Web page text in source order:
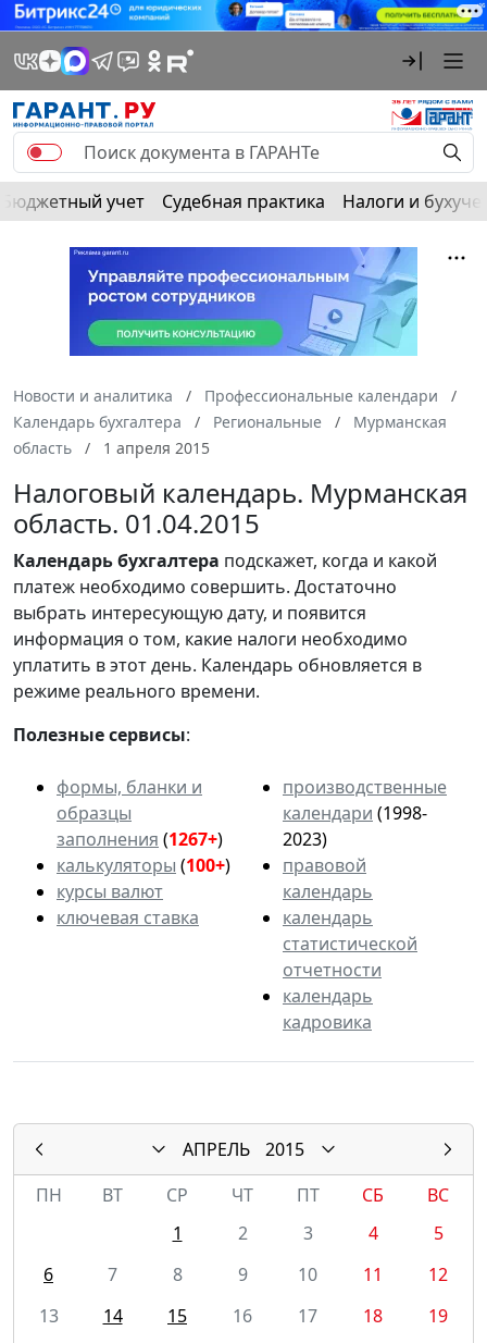
Бюджетный учет Судебная практика Налоги и
Новости и аналитика
Профессиональные календари
Календарь бухгалтера
Региональные
Мурманская
область
1 апреля 2015
Налоговый календарь. Мурманская
область. 01.04.2015
Календарьбухгалтера подскажет, когда и какой
платеж необходимо совершить. Достаточно
выбрать интересующую дату, и появится
информация о том, какие налоги необходимо
уплатить в этот день. Календарь обновляется в
режиме реального времени.
Полезные сервисы:
формы, бланки и
образцы
заполнения (1267+)
калькуляторы (100+)
курсы валют
ключевая ставка
производственные
календари (1998-
2023)
правовой
календарь
календарь
статистической
отчетности
календарь
кадровика
АПРЕЛЬ
2015
ПН
ВТ СР ЧТ ПТ СБ
ВС
1
2 3 4
5
6
7 8 9 10 11
12
13
14 15 16 17 18
19